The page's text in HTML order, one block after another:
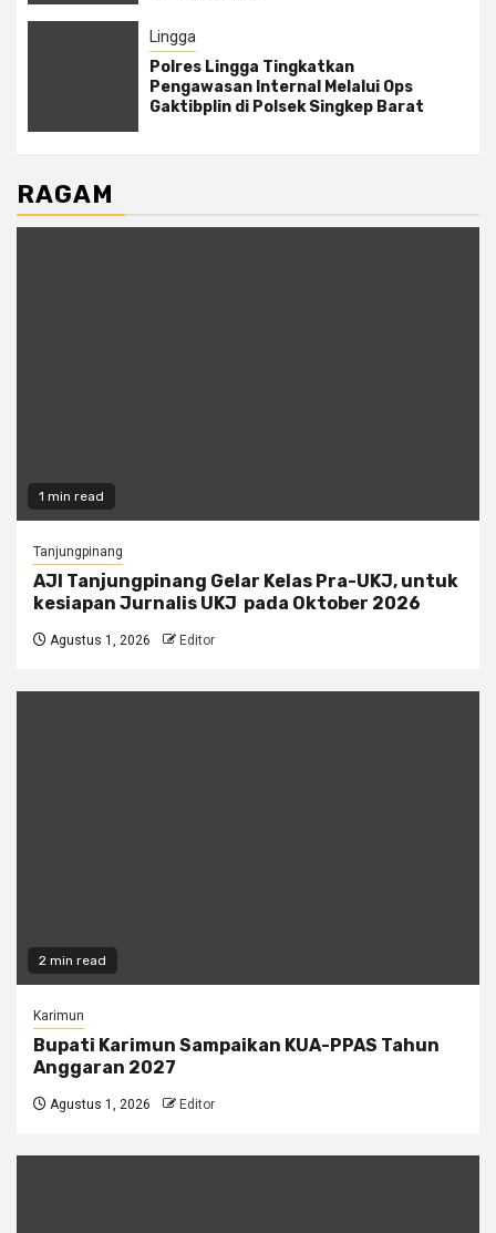
Lingga
Polres Lingga Tingkatkan
Pengawasan Internal Melalui Ops
Gaktibplin di Polsek Singkep Barat
RAGAM
1 min read
Tanjungpinang
AJI Tanjungpinang Gelar Kelas Pra-UKJ, untuk
kesiapan Jurnalis UKJ pada Oktober 2026
Agustus 1, 2026 Editor
2 min read
Karimun
Bupati Karimun Sampaikan KUA-PPAS Tahun
Anggaran 2027
Agustus 1, 2026 Editor